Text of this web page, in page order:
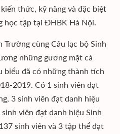
thức, kỹ năng và đặc biệt
học tập tại ĐHBK Hà Nội.
Trường cùng Câu lạc bộ Sinh
những gương mặt cá
biểu đã có những thành tích
2019. Có 1 sinh viên đạt
3 sinh viên đạt danh hiệu
viên đạt danh hiệu Sinh
sinh viên và 3 tập thể đạt